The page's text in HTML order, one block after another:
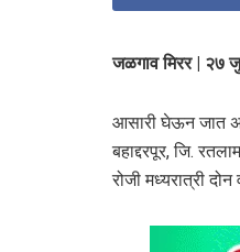
जळगाव मिरर | २७
आसारी घेऊन जात
बहाद्दरपूर, जि.
रोजी मध्यरात्री